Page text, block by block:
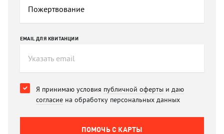
EMAIL ДЛЯ КВИТАНЦИИ
Я принимаю условия публичной оферты и даю
согласие на обработку персональных данных
ПОМОЧЬ C КАРТЫ